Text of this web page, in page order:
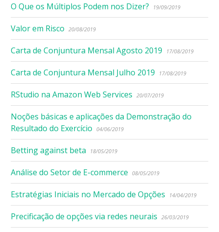
O Que os Múltiplos Podem nos Dizer? 19/09/2019
Valor em Risco 20/08/2019
Carta de Conjuntura Mensal Agosto 2019 17/08/2019
Carta de Conjuntura Mensal Julho 2019 17/08/2019
RStudio na Amazon Web Services 20/07/2019
Noções básicas e aplicações da Demonstração do
Resultado do Exercício
04/06/2019
Betting against beta 18/05/2019
Análise do Setor de E-commerce 08/05/2019
Estratégias Iniciais no Mercado de Opções 14/04/2019
Precificação de opções via redes neurais 26/03/2019